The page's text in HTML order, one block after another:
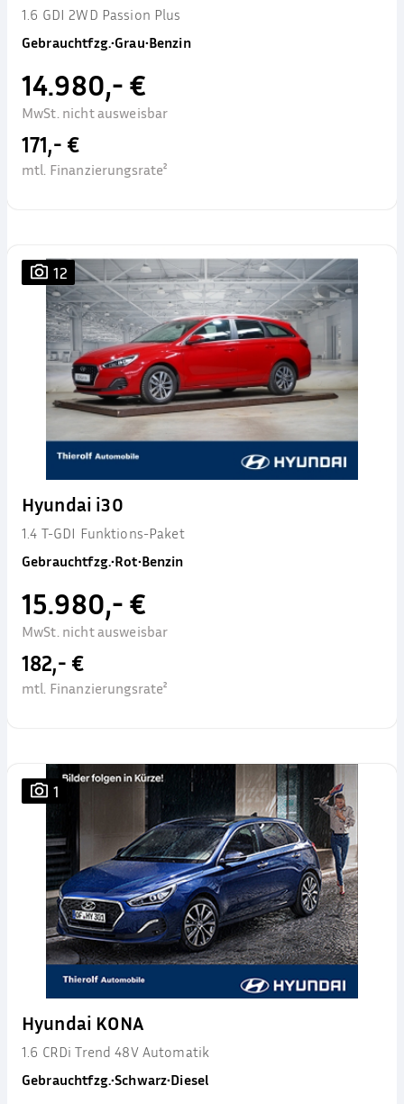
1.6 GDI 2WD Passion Plus
Gebrauchtfzg.•Grau•Benzin
14.980,- €
MwSt. nicht ausweisbar
171,- €
mtl. Finanzierungsrate²
12
Hyundai i30
1.4 T-GDI Funktions-Paket
Gebrauchtfzg.•Rot•Benzin
15.980,- €
MwSt. nicht ausweisbar
182,- €
mtl. Finanzierungsrate²
1
Hyundai KONA
1.6 CRDi Trend 48V Automatik
Gebrauchtfzg.•Schwarz•Diesel